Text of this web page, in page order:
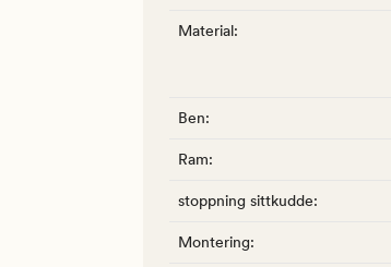
Material:
Ben:
Ram:
stoppning sittkudde:
Montering: